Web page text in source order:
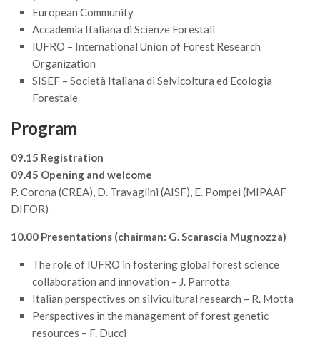
Post Recenti
Ricevi la SISEF Newsletter
Avvisi
Borse di Studio
Call for Proposals
Comunicati
Congressi
Convegni
Corsi di Aggiornamento
Corsi di Specializzazione
Giornate di Studio
Opportunità di Lavoro
Rassegne
European Community
Accademia Italiana di Scienze Forestali
IUFRO – International Union of Forest Research
Organization
SISEF – Società Italiana di Selvicoltura ed Ecologia
Forestale
Program
09.15 Registration
09.45 Opening and welcome
P. Corona (CREA), D. Travaglini (AISF), E. Pompei (MIPAAF
DIFOR)
10.00 Presentations (chairman: G. Scarascia Mugnozza)
The role of IUFRO in fostering global forest science
collaboration and innovation – J. Parrotta
Italian perspectives on silvicultural research – R. Motta
Perspectives in the management of forest genetic
resources – F. Ducci